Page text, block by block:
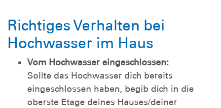
Richtiges Verhalten bei
Hochwasser im Haus
Vom Hochwasser eingeschlossen:
Sollte das Hochwasser dich bereits
eingeschlossen haben, begib dich in die
oberste Etage deines Hauses/deiner